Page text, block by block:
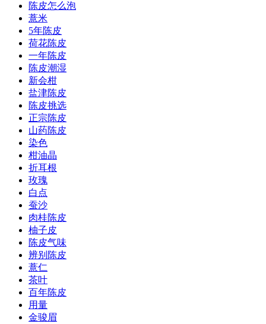
陈皮怎么泡
薏米
5年陈皮
荷花陈皮
一年陈皮
陈皮潮湿
新会柑
盐津陈皮
陈皮挑选
正宗陈皮
山药陈皮
染色
柑油晶
折耳根
玫瑰
白点
蚕沙
肉桂陈皮
柚子皮
陈皮气味
辨别陈皮
薏仁
茶叶
百年陈皮
用量
金骏眉